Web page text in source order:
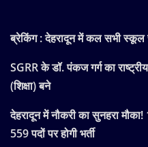
ब्रेकिंग : देहरादून में कल सभी स्कूल
SGRR के डॉ. पंकज गर्ग का
(शिक्षा) बने
देहरादून में नौकरी का सुनहरा
559 पदों पर होगी भर्ती